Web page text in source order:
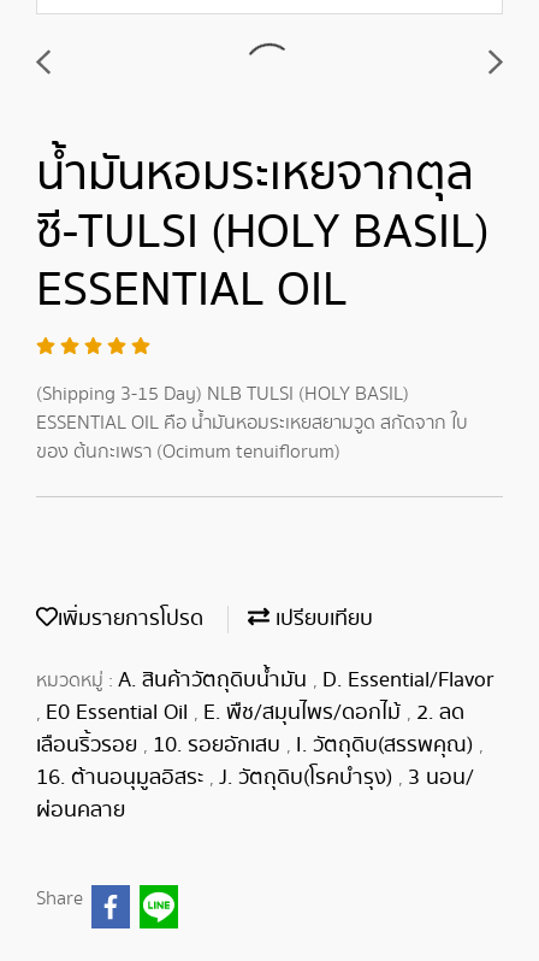
น้ำมันหอมระเหยจากตุล
ซี-TULSI (HOLY BASIL)
ESSENTIAL OIL
(Shipping 3-15 Day) NLB TULSI (HOLY BASIL)
ESSENTIAL OIL คือ น้ำมันหอมระเหยสยามวูด สกัดจาก ใบ
ของ ต้นกะเพรา (Ocimum tenuiflorum)
เพิ่มรายการโปรด เปรียบเทียบ
หมวดหมู่ : A. สินค้าวัตถุดิบน้ำมัน , D. Essential/Flavor
, E0 Essential Oil , E. พืช/สมุนไพร/ดอกไม้ , 2. ลด
เลือนริ้วรอย , 10. รอยอักเสบ , I. วัตถุดิบ(สรรพคุณ) ,
16. ต้านอนุมูลอิสระ , J. วัตถุดิบ(โรคบำรุง) , 3 นอน/
ผ่อนคลาย
Share